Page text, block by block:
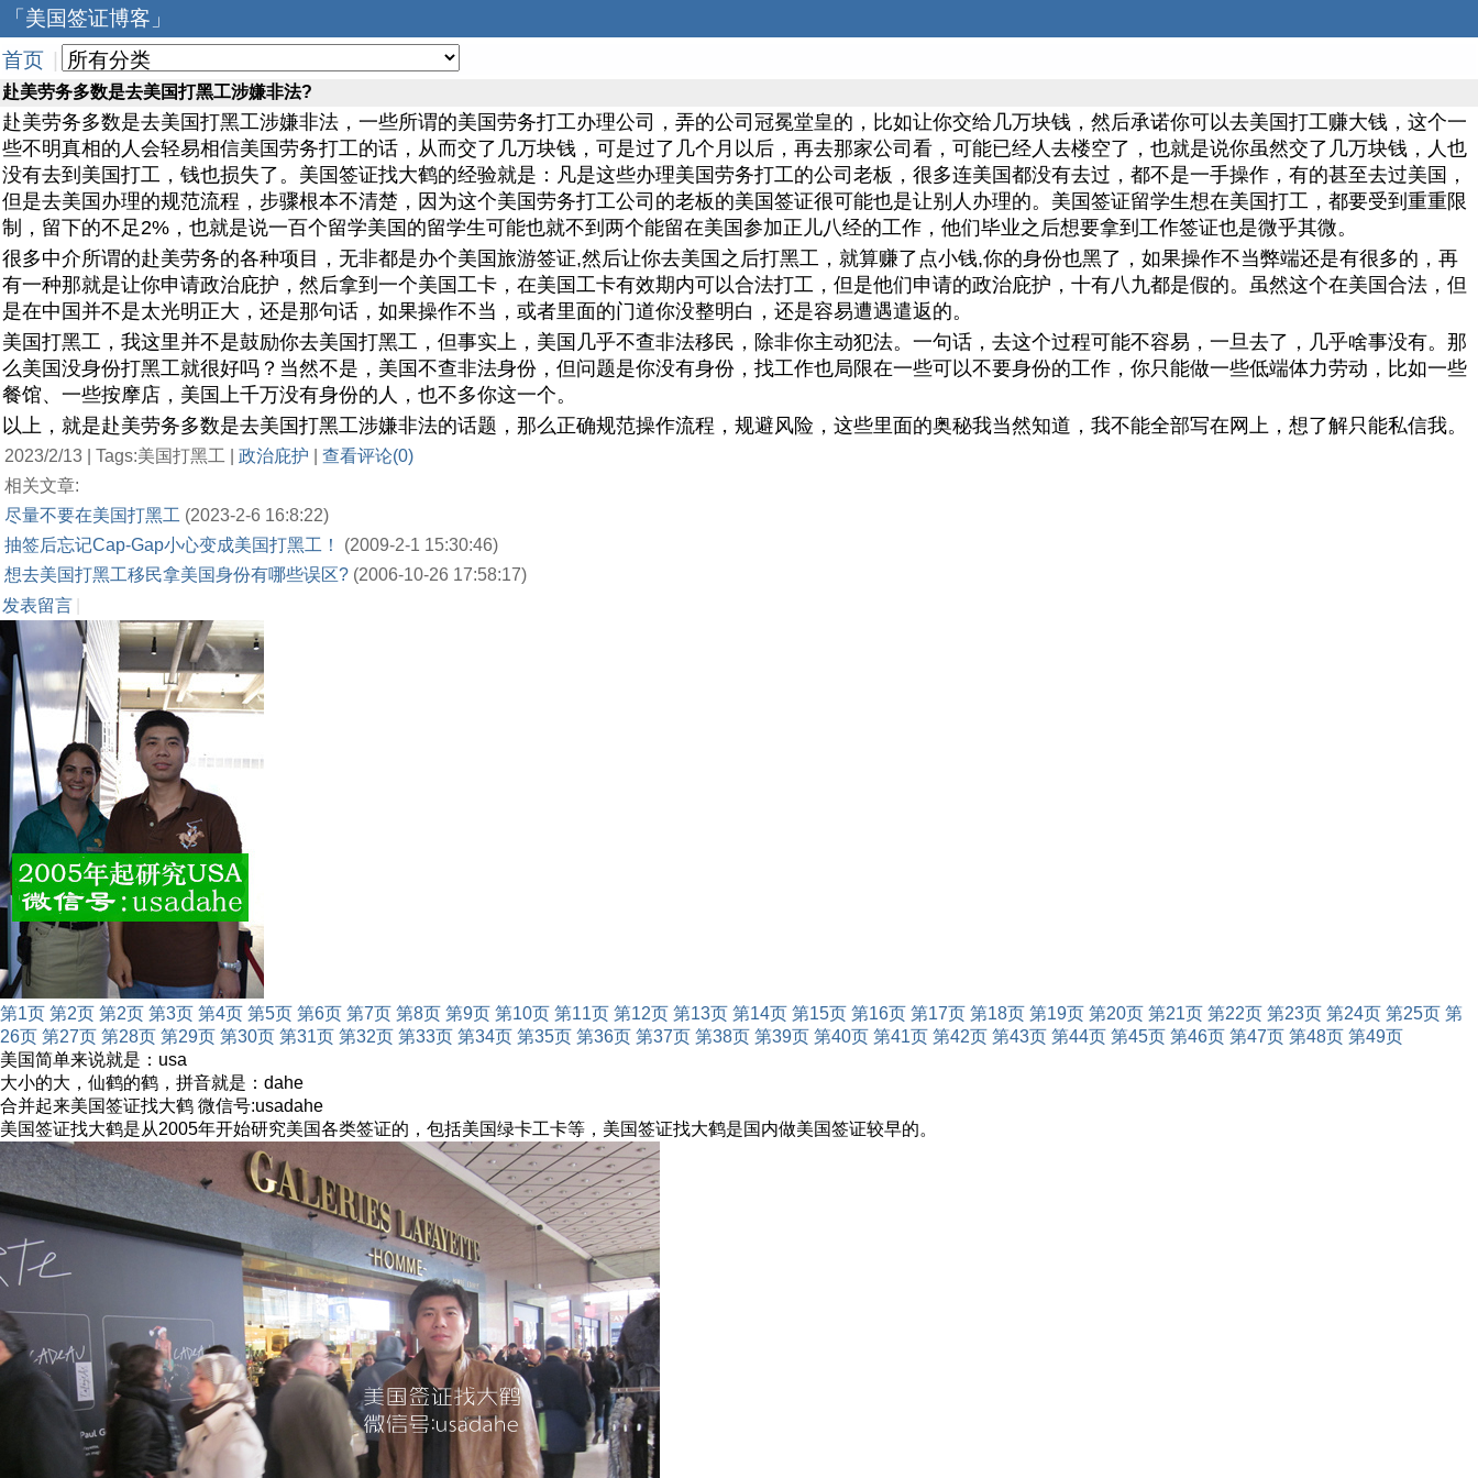
「美国签证博客」
首页
赴美劳务多数是去美国打黑工涉嫌非法?
赴美劳务多数是去美国打黑工涉嫌非法， 一些所谓的美国劳务打工办理公司，弄的公司冠冕堂皇的，比如让你交给几万块钱，然后承诺你可以去美国打工赚大钱，这个一
些不明真相的人会轻易相信美国劳务打工的话，从而交了几万块钱，可是过了几个月以后，再去那家公司看，可能已经人去楼空了，也就是说你虽然交了几万块钱，人也
没有去到美国打工，钱也损失了。美国签证找大鹤的经验就是：凡是这些办理美国劳务打工的公司老板，很多连美国都没有去过，都不是一手操作，有的甚至去过美国，
但是去美国办理的规范流程，步骤根本不清楚，因为这个美国劳务打工公司的老板的美国签证很可能也是让别人办理的。美国签证留学生想在美国打工，都要受到重重限
制，留下的不足2%，也就是说一百个留学美国的留学生可能也就不到两个能留在美国参加正儿八经的工作，他们毕业之后想要拿到工作签证也是微乎其微。
很多中介所谓的赴美劳务的各种项目，无非都是办个美国旅游签证,然后让你去美国之后打黑工，就算赚了点小钱,你的身份也黑了，如果操作不当弊端还是有很多的，再
有一种那就是让你申请政治庇护，然后拿到一个美国工卡，在美国工卡有效期内可以合法打工，但是他们申请的政治庇护，十有八九都是假的。虽然这个在美国合法，但
是在中国并不是太光明正大，还是那句话，如果操作不当，或者里面的门道你没整明白，还是容易遭遇遣返的。
美国打黑工， 我这里并不是鼓励你去美国打黑工，但事实上，美国几乎不查非法移民，除非你主动犯法。一句话，去这个过程可能不容易，一旦去了，几乎啥事没有。那
么美国没身份打黑工就很好吗？当然不是，美国不查非法身份，但问题是你没有身份，找工作也局限在一些可以不要身份的工作，你只能做一些低端体力劳动，比如一些
餐馆、一些按摩店，美国上千万没有身份的人，也不多你这一个。
以上，就是赴美劳务多数是去美国打黑工涉嫌非法的话题，那么正确规范操作流程，规避风险，这些里面的奥秘我当然知道，我不能全部写在网上，想了解只能私信我。
2023/2/13 | Tags:美国打黑工 | 政治庇护
查看评论(0)
相关文章:
尽量不要在美国打黑工 (2023-2-6 16:8:22)
抽签后忘记Cap-Gap小心变成美国打黑工！
(2009-2-1 15:30:46)
想去美国打黑工移民拿美国身份有哪些误区? (2006-10-26 17:58:17)
发表留言
第1页 第2页 第2页 第3页 第4页 第5页 第6页 第7页 第8页 第9页 第10页 第11页 第12页 第13页 第14页 第15页 第16页 第17页 第18页 第19页 第20页 第21页 第22页 第23页 第24页 第25页 第
26页 第27页 第28页 第29页 第30页 第31页 第32页 第33页 第34页 第35页 第36页 第37页 第38页 第39页 第40页 第41页 第42页 第43页 第44页 第45页 第46页 第47页 第48页 第49页
美国简单来说就是：usa
大小的大，仙鹤的鹤，拼音就是：dahe
合并起来美国签证找大鹤 微信号:usadahe
美国签证找大鹤是从2005年开始研究美国各类签证的，包括美国绿卡工卡等，美国签证找大鹤是国内做美国签证较早的。